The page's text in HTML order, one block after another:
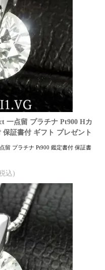
一点留 プラチナ Pt900 Hカ
証書付 ギフト プレゼント
留 プラチナ Pt900 鑑定書付 保証書
込)